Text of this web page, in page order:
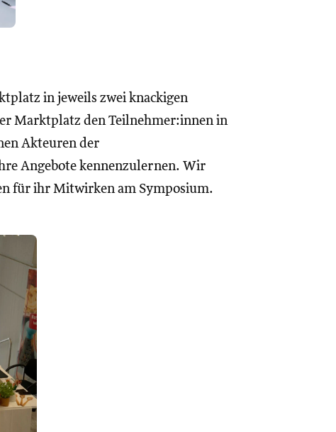
in jeweils zwei knackigen
Marktplatz den Teilnehmer:innen in
Akteuren der
Angebote kennenzulernen. Wir
für ihr Mitwirken am Symposium.